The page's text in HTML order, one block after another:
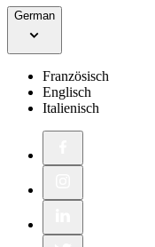
German
Französisch
Englisch
Italienisch